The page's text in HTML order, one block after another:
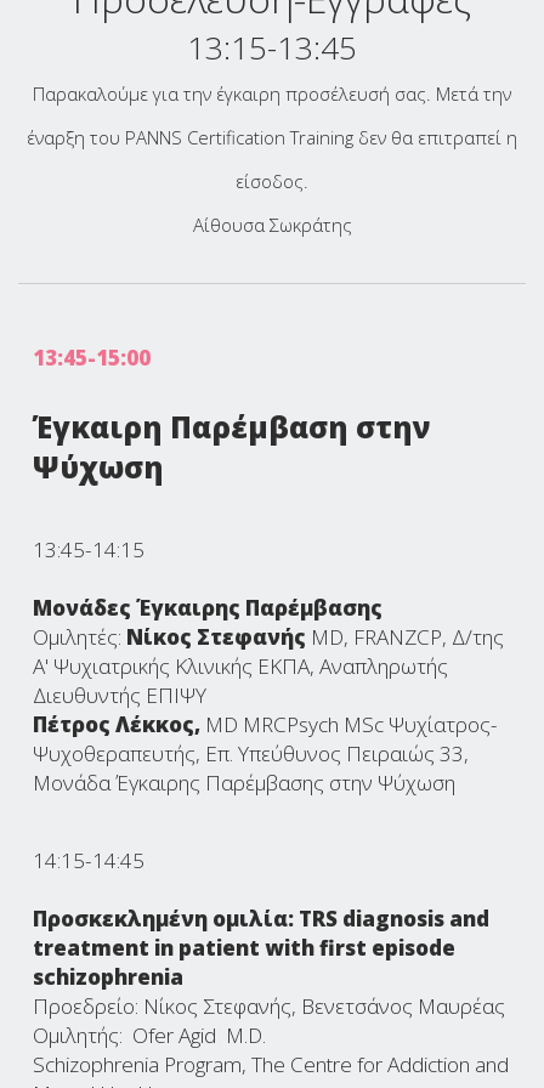
13:15-13:45
Παρακαλούμε για την έγκαιρη προσέλευσή σας. Μετά την
έναρξη του PANNS Certification Training δεν θα επιτραπεί η
είσοδος.
Αίθουσα Σωκράτης
13:45-15:00
Έγκαιρη Παρέμβαση στην
Ψύχωση
13:45-14:15
Μονάδες Έγκαιρης Παρέμβασης
Ομιλητές: Νίκος Στεφανής MD, FRANZCP, Δ/της
Α' Ψυχιατρικής Κλινικής ΕΚΠΑ, Αναπληρωτής
Διευθυντής ΕΠΙΨΥ
Πέτρος Λέκκος, MD MRCPsych MSc Ψυχίατρος-
Ψυχοθεραπευτής, Επ. Υπεύθυνος Πειραιώς 33,
Μονάδα Έγκαιρης Παρέμβασης στην Ψύχωση
14:15-14:45
Προσκεκλημένη ομιλία: TRS diagnosis and
treatment in patient with first episode
schizophrenia
Προεδρείο: Νίκος Στεφανής, Βενετσάνος Μαυρέας
Ομιλητής: Ofer Agid M.D.
Schizophrenia Program, The Centre for Addiction and